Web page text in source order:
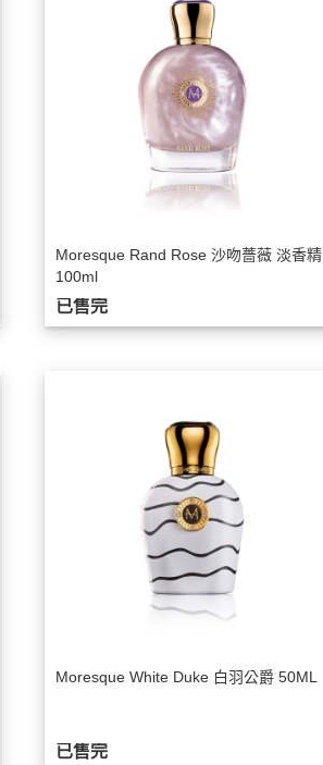
Moresque Rand Rose 沙吻薔薇 淡香精
100ml
已售完
Moresque White Duke 白羽公爵 50ML
已售完